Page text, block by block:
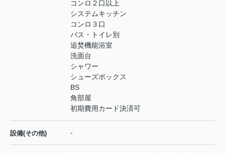
コンロ２口以上
システムキッチン
コンロ３口
バス・トイレ別
追焚機能浴室
洗面台
シャワー
シューズボックス
BS
角部屋
初期費用カード決済可
設備(その他) -